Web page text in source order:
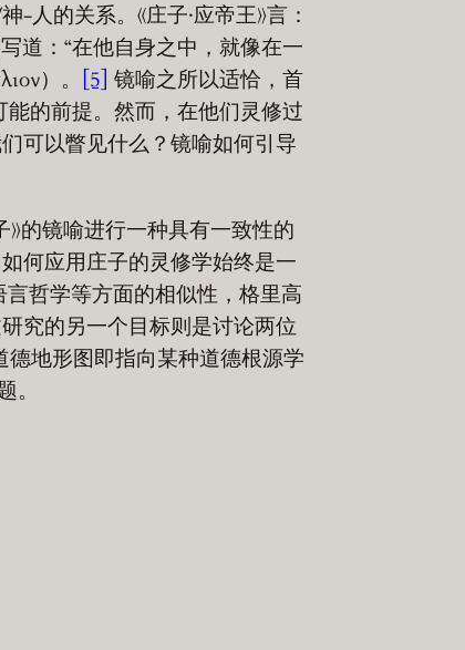
的关系。《庄子·应帝王》言：
道：“在他自身之中，就像在一
）。
[5] 镜喻之所以适恰，首
的前提。然而，在他们灵修过
可以瞥见什么？镜喻如何引导
的镜喻进行一种具有一致性的
何应用庄子的灵修学始终是一
哲学等方面的相似性，格里高
究的另一个目标则是讨论两位
德地形图即指向某种道德根源学